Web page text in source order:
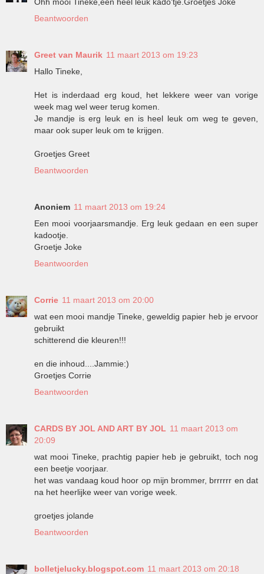
Beantwoorden
Greet van Maurik 11 maart 2013 om 19:23
Hallo Tineke,
Het is inderdaad erg koud, het lekkere weer van vorige
week mag wel weer terug komen.
Je mandje is erg leuk en is heel leuk om weg te geven,
maar ook super leuk om te krijgen.
Groetjes Greet
Beantwoorden
Anoniem 11 maart 2013 om 19:24
Een mooi voorjaarsmandje. Erg leuk gedaan en een super
kadootje.
Groetje Joke
Beantwoorden
Corrie 11 maart 2013 om 20:00
wat een mooi mandje Tineke, geweldig papier heb je ervoor
gebruikt
schitterend die kleuren!!!
en die inhoud....Jammie:)
Groetjes Corrie
Beantwoorden
CARDS BY JOL AND ART BY JOL 11 maart 2013 om
20:09
wat mooi Tineke, prachtig papier heb je gebruikt, toch nog
een beetje voorjaar.
het was vandaag koud hoor op mijn brommer, brrrrrr en dat
na het heerlijke weer van vorige week.
groetjes jolande
Beantwoorden
bolletjelucky.blogspot.com 11 maart 2013 om 20:18